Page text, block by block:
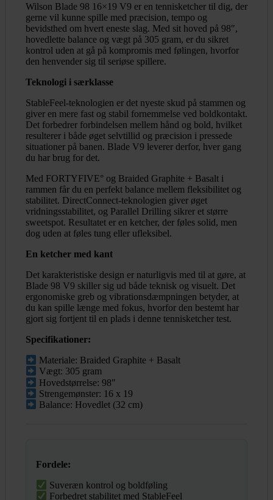
Wilson Blade 98 16×19 V9 er en tennisketcher til dig, der
gerne vil kunne spille med præcision, tempo og
bevidsthed om hvert eneste slag. Med sit hoved på 98″,
hovedlette balance og vægt på 305 gram, er du sikret
kontrol uden at gå på kompromis med følingen, hvorfor
den henvender sig til seriøse spillere.
Teknologi i særklasse
StableFeel-teknologien er det nyeste skud på stammen og
giver en mere fast og stabil fornemmelse ved boldkontakt.
Det forbedrer forbindelsen mellem hånd og bold, hvilket
resulterer i både øget selvtillid og præcision i pressede
situationer på banen. Blade V9 leverer derfor, hver gang
du har brug for det.
Med FORTYFIVE° og Braided Graphite + Basalt i
rammen får du en perfekt balance mellem fleksibilitet og
stabilitet. DirectConnect-teknologien giver øget
vridningsstabilitet, og Parallel Drilling sikrer et større
sweetspot. Resultatet er en ketcher, der føles solid, men
dog uden at føles tung eller ufleksibel.
En ketcher med kant
Det karakteristiske design er naturligvis med til at gøre, at
Blade 98 V9 skiller sig ud både teknisk og visuelt. Det
ergonomiske greb og vibrationsdæmpningen betyder, at
du kan spille længe med fokus, hvorfor den bestemt har
gjort sig fortjent til en plads i denne tennisketcher test.
Specifikationer:
Materiale: Braided Graphite + Basalt
Vægt: 305 gram
Hovedstørrelse: 98″
Strengemønster: 16 x 19
Balance: Hovedlet (32 cm)
Fordele:
Suveræn kontrol og boldføling
Forbedret stabilitet med StableFeel